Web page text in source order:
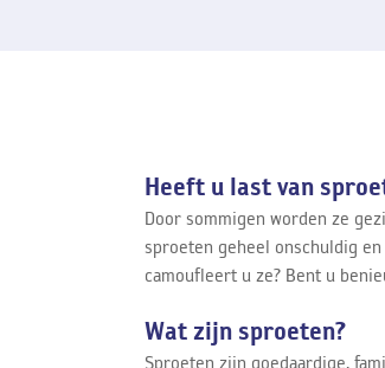
Heeft u last van
Door sommigen worden ze
sproeten geheel onschuldig
camoufleert u ze? Bent u
Wat zijn sproeten?
Sproeten zijn goedaardige,